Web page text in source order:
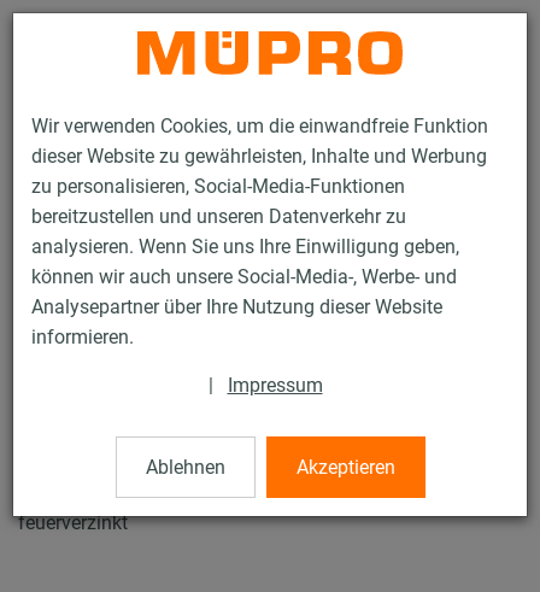
Wir verwenden Cookies, um die einwandfreie Funktion
dieser Website zu gewährleisten, Inhalte und Werbung
zu personalisieren, Social-Media-Funktionen
bereitzustellen und unseren Datenverkehr zu
analysieren. Wenn Sie uns Ihre Einwilligung geben,
können wir auch unsere Social-Media-, Werbe- und
Analysepartner über Ihre Nutzung dieser Website
informieren.
| Impressum
Ablehnen Akzeptieren
Kontakt
Produkte Befestigungstechnik
Installationsschienen
MPC-Systemschienen
MPC-Systemschienen
MPC-Systemschiene 40/60, Länge: 2.000 mm,
feuerverzinkt